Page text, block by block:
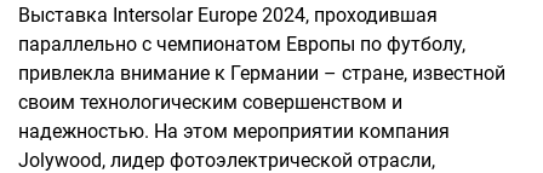
Выставка Intersolar Europe 2024, проходившая
параллельно с чемпионатом Европы по футболу,
привлекла внимание к Германии – стране, известной
своим технологическим совершенством и
надежностью. На этом мероприятии компания
Jolywood, лидер фотоэлектрической отрасли,